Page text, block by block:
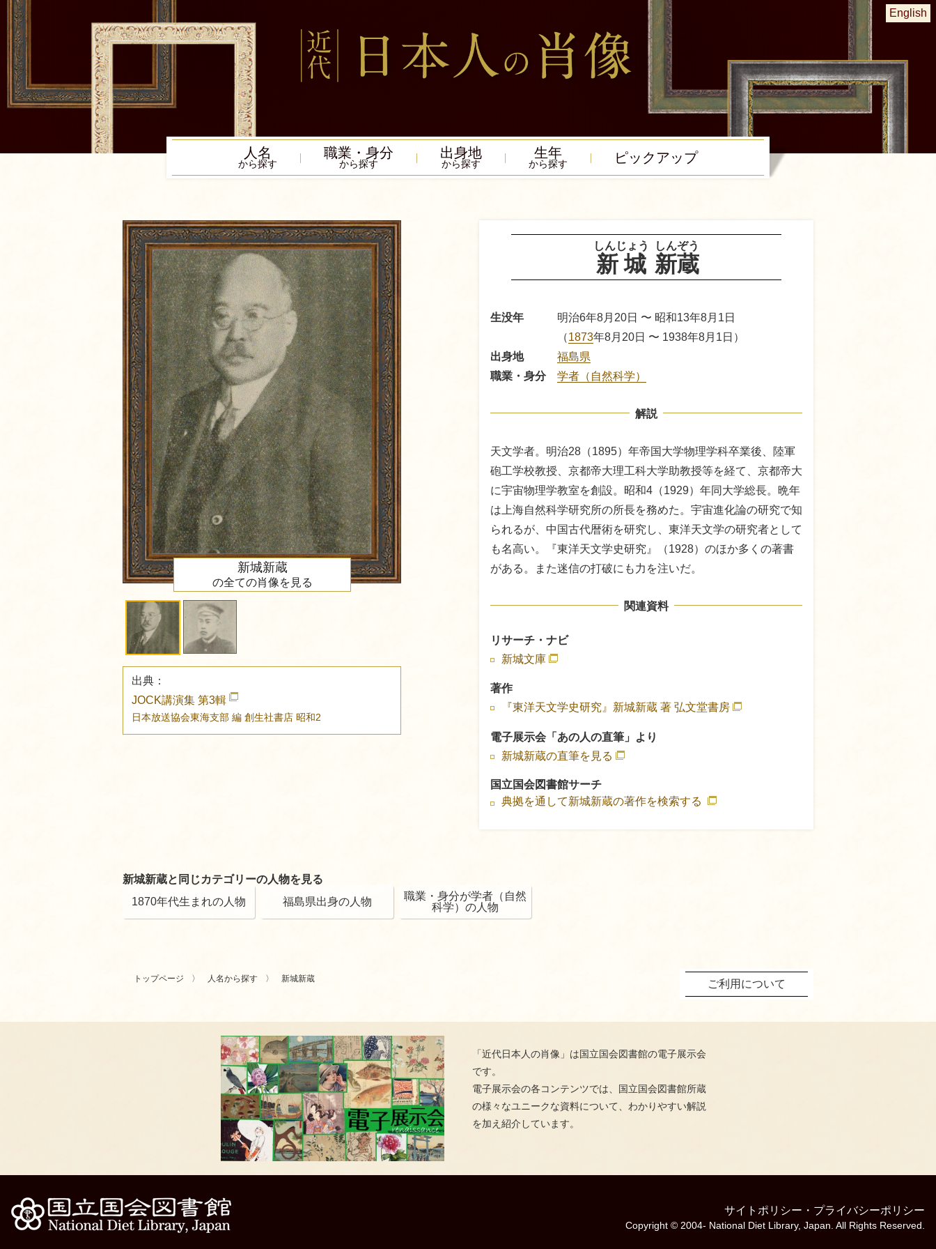
English
人名
から探す
職業・身分
から探す
出身地
から探す
生年
から探す ピック アップ
新城
しんじょう
新蔵
しんぞう
生没年
明治6年8月20日 〜 昭和13年8月1日
（1873年8月20日 〜 1938年8月1日）
出身地
福島県
職業・身分
学者（自然科学）
解説
天文学者。明治28（1895）年帝国大学物理学科卒業後、陸軍
砲工学校教授、京都帝大理工科大学助教授等を経て、京都帝大
に宇宙物理学教室を創設。昭和4（1929）年同大学総長。晩年
は上海自然科学研究所の所長を務めた。宇宙進化論の研究で知
られるが、中国古代暦術を研究し、東洋天文学の研究者として
も名高い。『東洋天文学史研究』（1928）のほか多くの著書
がある。また迷信の打破にも力を注いだ。
関連資料
リサーチ・ナビ
新城文庫
著作
『東洋天文学史研究』新城新蔵 著 弘文堂書房
電子展示会「あの人の直筆」より
新城新蔵の直筆を見る
国立国会図書館サーチ
典拠を通して新城新蔵の著作を検索する
新城新蔵
の全ての肖像を見る
出典：
JOCK講演集 第3輯
日本放送協会東海支部 編 創生社書店 昭和2
新城新蔵と同じカテゴリーの人物を見る
1870年代生まれの人物
福島県出身の人物
職業・身分が学者（自然
科学）の人物
トップページ 人名から探す 新城新蔵 ご利用について
「近代日本人の肖像」は国立国会図書館の電子展示会
です。
電子展示会の各コンテンツでは、国立国会図書館所蔵
の様々なユニークな資料について、わかりやすい解説
を加え紹介しています。
サイトポリシー ・ プライバシーポリシー
Copyright © 2004- National Diet Library, Japan. All Rights Reserved.